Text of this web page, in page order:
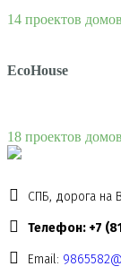
14 проектов домов
EcoHouse
18 проектов домов
СПБ, дорога на
Телефон: +7
Email: